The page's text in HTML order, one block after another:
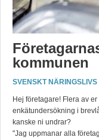
kommunen
SVENSKT
Hej företagare! Flera av
enkätundersökning i
kanske ni undrar?
"Jag uppmanar alla